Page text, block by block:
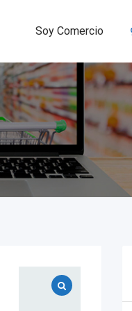
Soy Comercio